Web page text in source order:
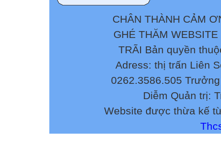
CHÂN THÀNH CẢM
GHÉ THĂM
TRÃI Bản quyền
Adress: thị trấn Liên
0262.3586.505
Diễm Quản trị:
Website được thừa kế